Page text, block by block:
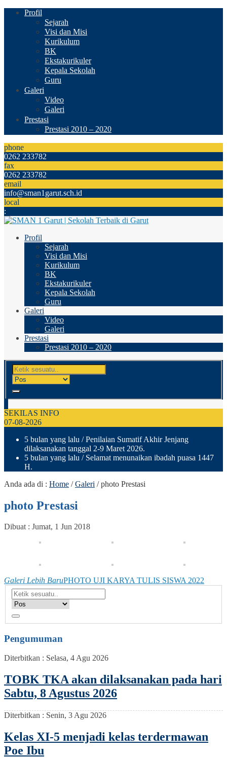
Profil
Sejarah
Visi dan Misi
Kurikulum
BK
Ekstakurikuler
Kepala Sekolah
Guru
Galeri
Video
Galeri
Prestasi
Prestasi 2010 – 2020
phone
0262 233782
fax
0262 233782
email
info@sman1garut.sch.id
local
:
Profil
Sejarah
Visi dan Misi
Kurikulum
BK
Ekstakurikuler
Kepala Sekolah
Guru
Galeri
Video
Galeri
Prestasi
Prestasi 2010 – 2020
SEKILAS INFO
07-08-2026
5 bulan yang lalu / Penilaian Sumatif Akhir Jenjang
dilaksanakan tanggal 2-9 Maret 2026.
5 bulan yang lalu / Selamat menunaikan ibadah puasa 1447
H.
Anda ada di : Home /Galeri /photo Prestasi
photo Prestasi
Dibuat : Jumat, 1 Jun 2018
Galeri Lebih BaruPHOTO UJI KARYA TULIS SISWA 2022
Pengumuman
Diterbitkan : Selasa, 4 Agu 2026
TOBK TKA akan dilaksanakan pada hari
Sabtu, 8 Agustus 2026
Diterbitkan : Senin, 3 Agu 2026
Kelas XI-5 menjadi kelas terdermawan
Poe Ibu